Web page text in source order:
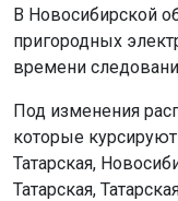
В Новосибирской
пригородных
времени
Под изменения
которые
Татарская,
Татарская,